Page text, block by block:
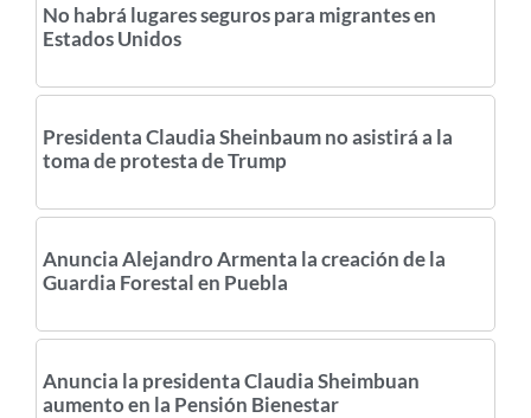
No habrá lugares seguros para migrantes en
Estados Unidos
Presidenta Claudia Sheinbaum no asistirá a la
toma de protesta de Trump
Anuncia Alejandro Armenta la creación de la
Guardia Forestal en Puebla
Anuncia la presidenta Claudia Sheimbuan
aumento en la Pensión Bienestar